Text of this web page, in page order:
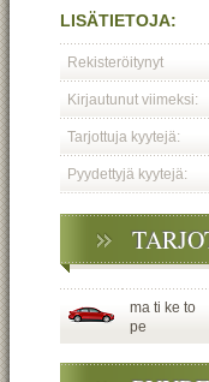
LISÄTIETOJA:
Rekisteröitynyt
Kirjautunut viimeksi:
Tarjottuja kyytejä:
Pyydettyjä kyytejä:
ma ti ke to
pe